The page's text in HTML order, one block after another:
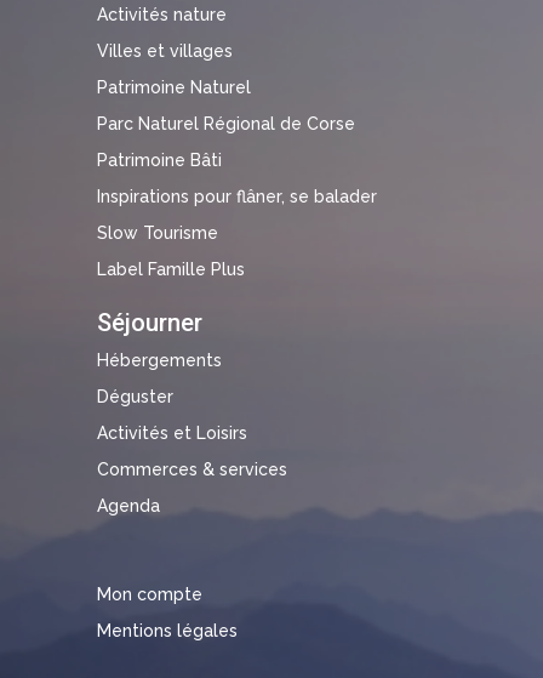
Activités nature
Villes et villages
Patrimoine Naturel
Parc Naturel Régional de Corse
Patrimoine Bâti
Inspirations pour flâner, se balader
Slow Tourisme
Label Famille Plus
Séjourner
Hébergements
Déguster
Activités et Loisirs
Commerces & services
Agenda
Mon compte
Mentions légales